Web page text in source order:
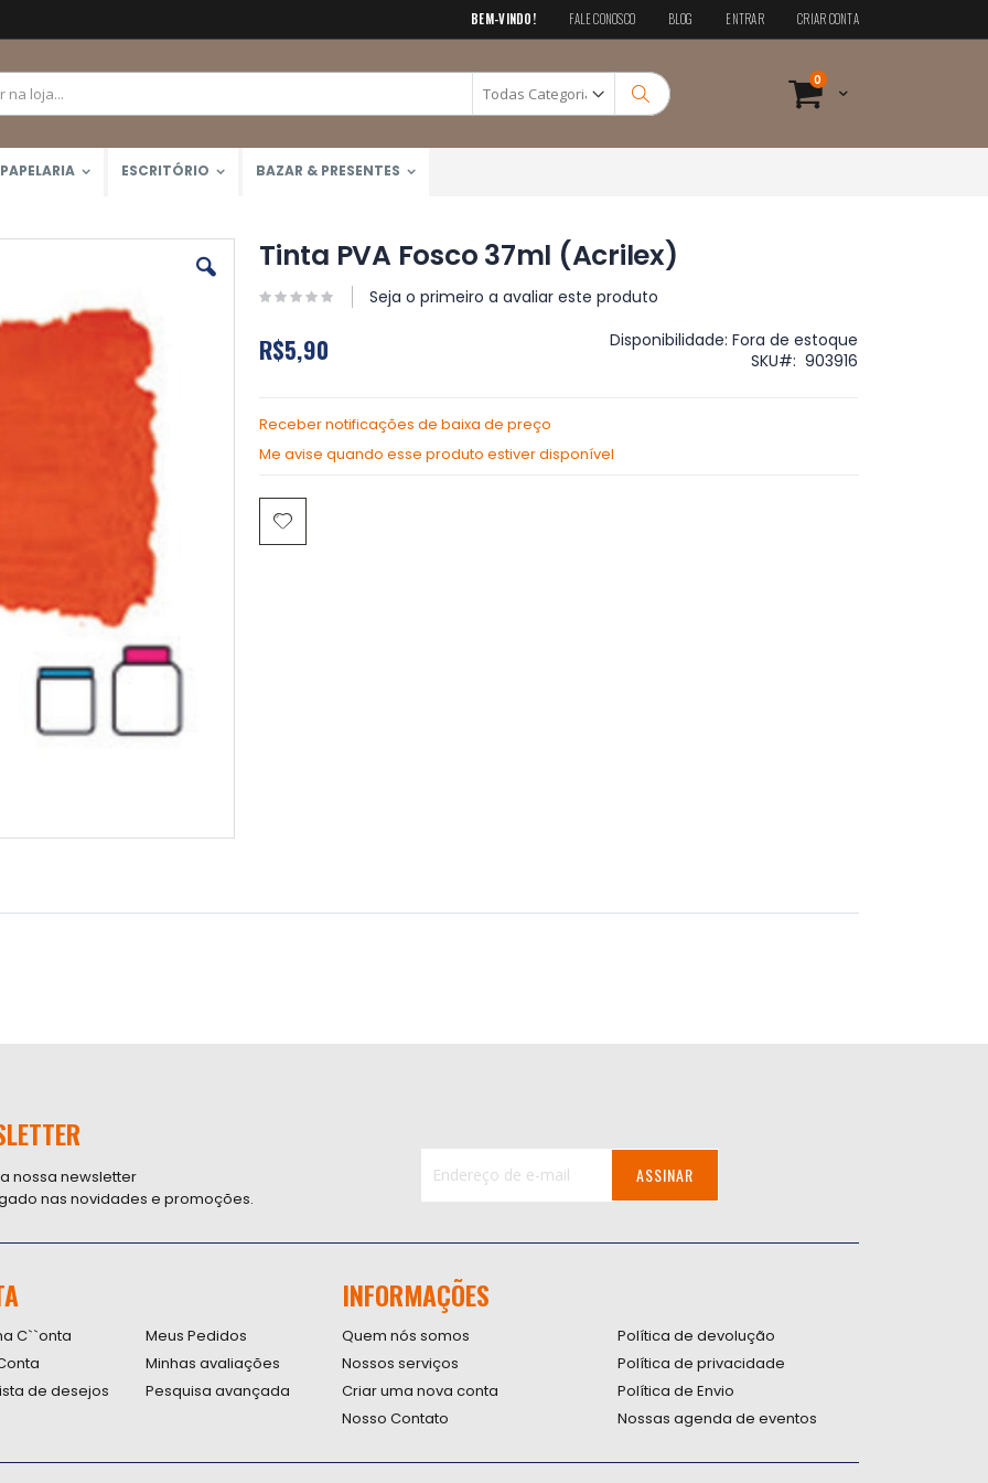
BEM-VINDO! FALE CONOSCO BLOG ENTRAR CRIAR CONTA
Cart
0 itens
Pesquisa
PAPELARIA ESCRITÓRIO BAZAR & PRESENTES
Tinta PVA Fosco 37ml (Acrilex)
Seja o primeiro a avaliar este produto
R$5,90 Disponibilidade: Fora de estoque
SKU
903916
Receber notificações de baixa de preço
Me avise quando esse produto estiver disponível
nossa newsletter
nas novidades e promoções.
nossa
Newsletter:
ASSINAR
C``onta
de desejos
Meus Pedidos
Minhas avaliações
Pesquisa avançada
INFORMAÇÕES
Quem nós somos
Nossos serviços
Criar uma nova conta
Nosso Contato
Política de devolução
Política de privacidade
Política de Envio
Nossas agenda de eventos